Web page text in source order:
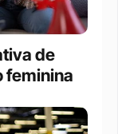
de
feminina